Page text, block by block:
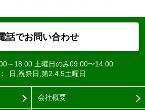
話でお問い合わせ
～18:00 土曜日のみ09:00〜14:00
日,祝祭日,第2.4.5土曜日
会社概要